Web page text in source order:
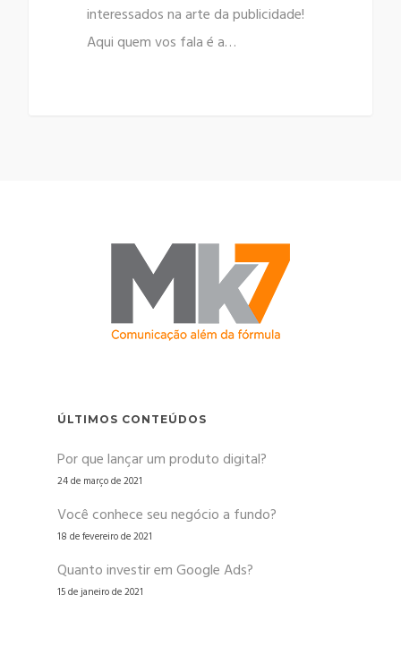
interessados na arte da publicidade!
Aqui quem vos fala é a…
ÚLTIMOS CONTEÚDOS
Por que lançar um produto digital?
24 de março de 2021
Você conhece seu negócio a fundo?
18 de fevereiro de 2021
Quanto investir em Google Ads?
15 de janeiro de 2021